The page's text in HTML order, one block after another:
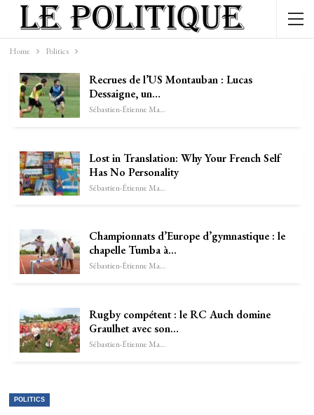
Home Politics
Recrues de l’US Montauban : Lucas
Dessaigne, un…
Sébastien-Étienne Marechal
Lost in Translation: Why Your French Self
Has No Personality
Sébastien-Étienne Marechal
Championnats d’Europe d’gymnastique : le
chapelle Tumba à…
Sébastien-Étienne Marechal
Rugby compétent : le RC Auch domine
Graulhet avec son…
Sébastien-Étienne Marechal
POLITICS